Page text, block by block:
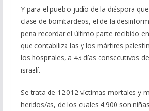
Y para el pueblo judío de la diáspora
clase de bombardeos, el de la
pena recordar el último parte recibido
que contabiliza las y los mártires
los hospitales, a 43 días consecutivos
israelí.
Se trata de 12.012 víctimas mortales y
heridos/as, de los cuales 4.900 son